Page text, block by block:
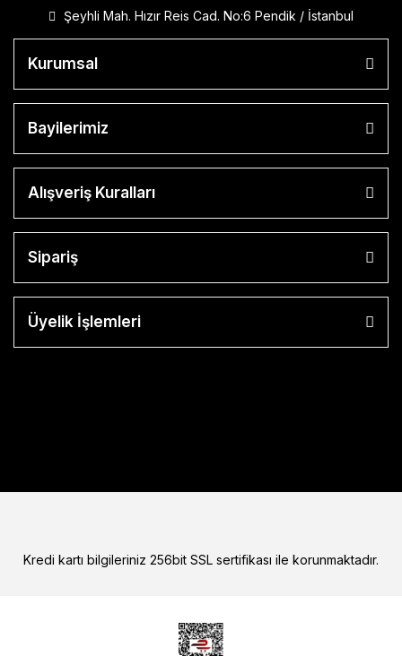
Şeyhli Mah. Hızır Reis Cad. No:6 Pendik / İstanbul
Kurumsal
Bayilerimiz
Alışveriş Kuralları
Sipariş
Üyelik İşlemleri
Kredi kartı bilgileriniz 256bit SSL sertifikası ile korunmaktadır.